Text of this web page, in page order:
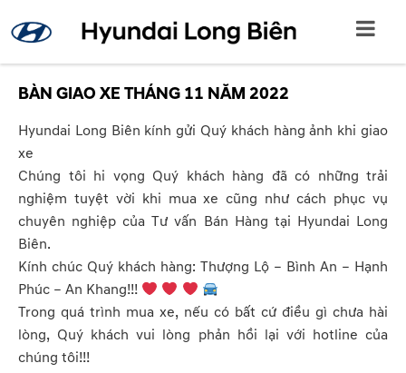
BÀN GIAO XE THÁNG 11 NĂM 2022
Hyundai Long Biên kính gửi Quý khách hàng ảnh khi giao
xe
Chúng tôi hi vọng Quý khách hàng đã có những trải
nghiệm tuyệt vời khi mua xe cũng như cách phục vụ
chuyên nghiệp của Tư vấn Bán Hàng tại Hyundai Long
Biên.
Kính chúc Quý khách hàng: Thượng Lộ – Bình An – Hạnh
Phúc – An Khang!!!
Trong quá trình mua xe, nếu có bất cứ điều gì chưa hài
lòng, Quý khách vui lòng phản hồi lại với hotline của
chúng tôi!!!